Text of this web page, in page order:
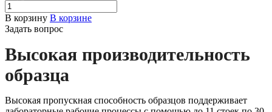
В корзину В корзине
Задать вопрос
Высокая производительность
образца
Высокая пропускная способность образцов поддерживает